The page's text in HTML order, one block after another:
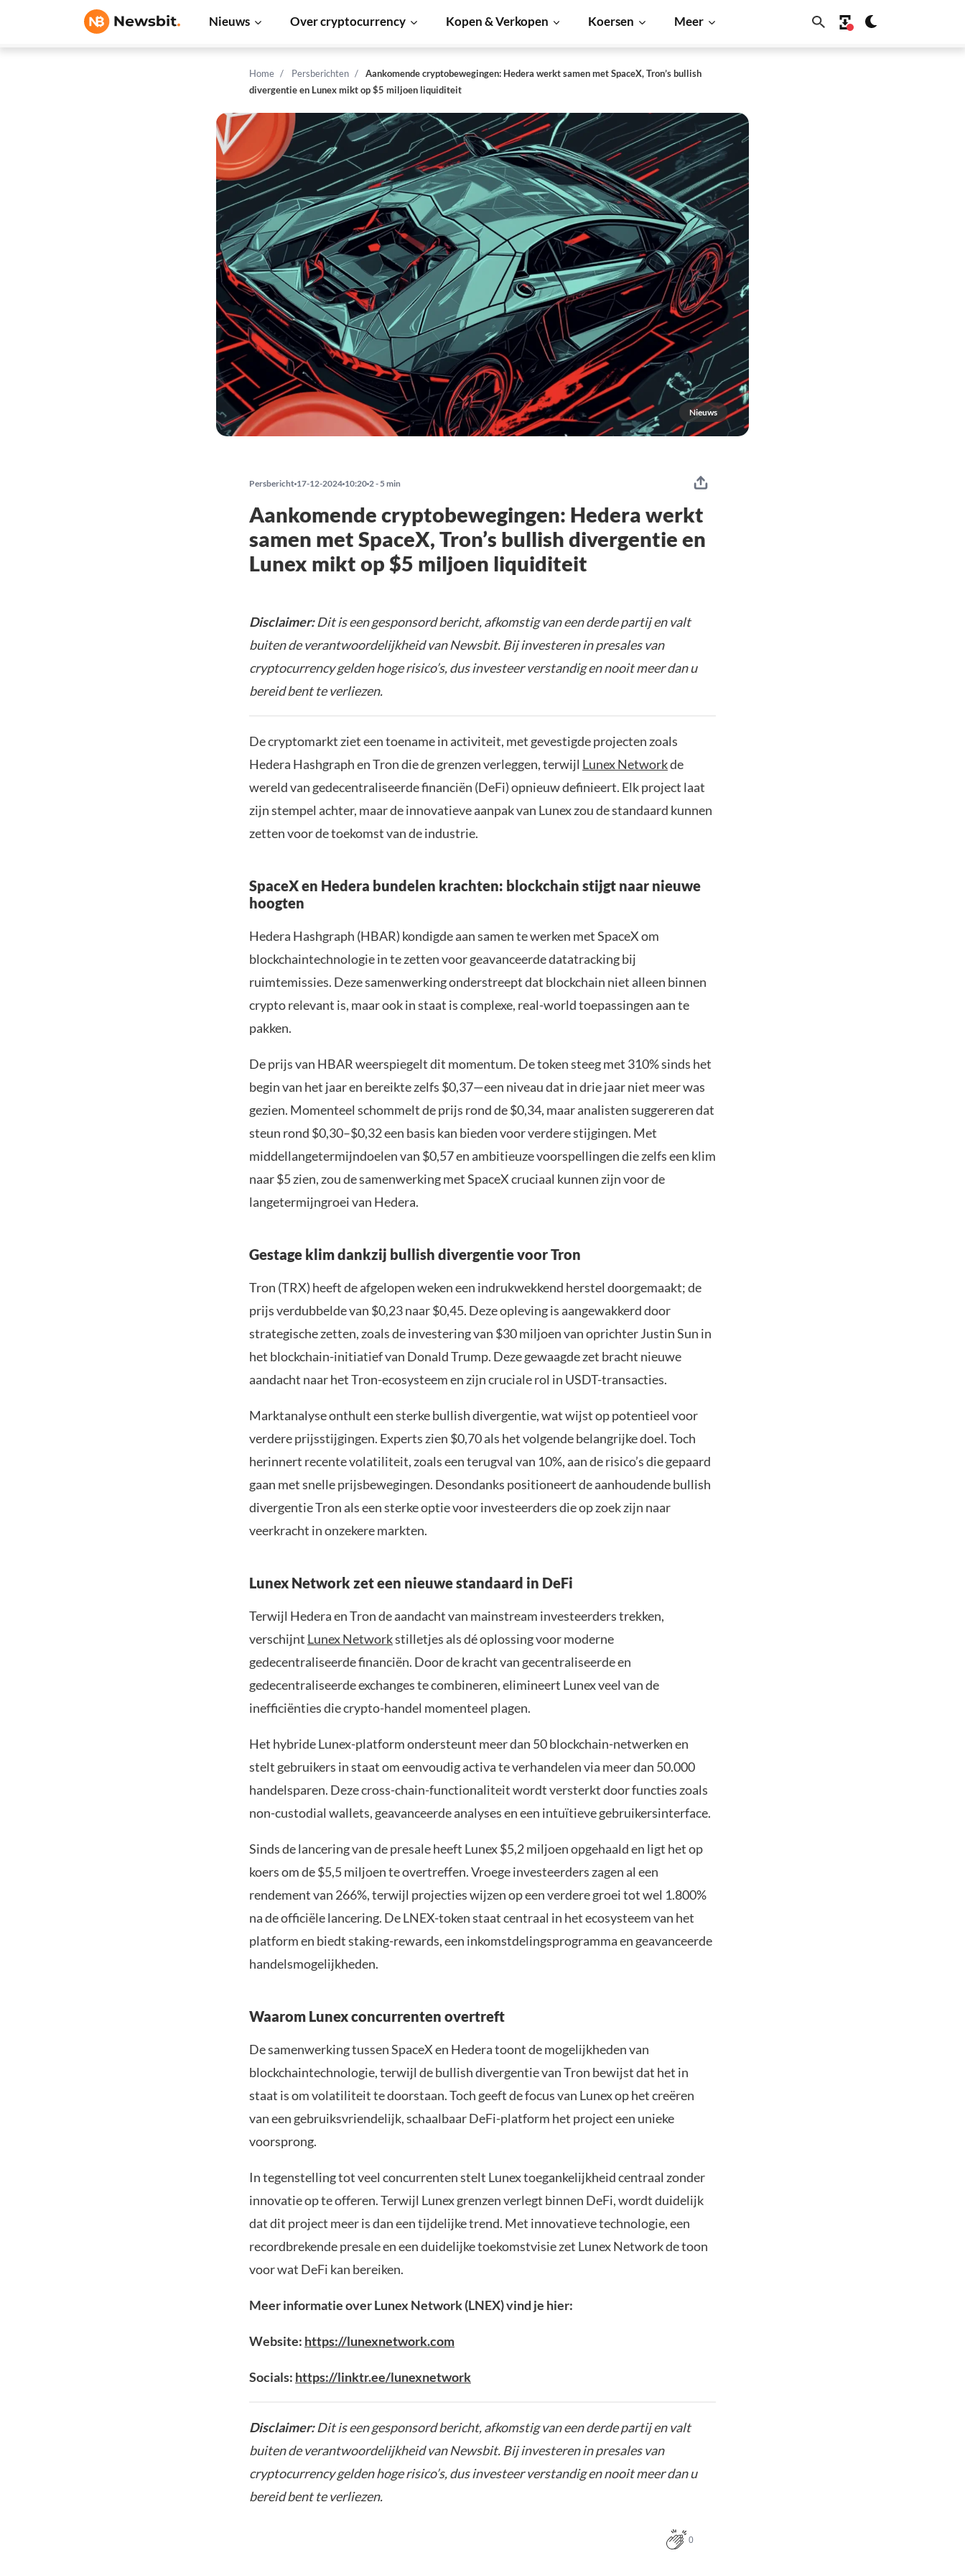
Nieuws Over cryptocurrency Kopen & Verkopen Koersen Meer
Home Persberichten
Aankomende cryptobewegingen: Hedera werkt samen met SpaceX, Tron’s bullish
divergentie en Lunex mikt op $5 miljoen liquiditeit
Nieuws
Persbericht 17-12-2024 10:20 2 - 5 min
Aankomende cryptobewegingen: Hedera werkt
samen met SpaceX, Tron’s bullish divergentie en
Lunex mikt op $5 miljoen liquiditeit
Disclaimer:Dit is een gesponsord bericht, afkomstig van een derde partij en valt
buiten de verantwoordelijkheid van Newsbit. Bij investeren in presales van
cryptocurrency gelden hoge risico’s, dus investeer verstandig en nooit meer dan u
bereid bent te verliezen.
De cryptomarkt ziet een toename in activiteit, met gevestigde projecten zoals
Hedera Hashgraph en Tron die de grenzen verleggen, terwijl Lunex Networkde
wereld van gedecentraliseerde financiën (DeFi) opnieuw definieert. Elk project laat
zijn stempel achter, maar de innovatieve aanpak van Lunex zou de standaard kunnen
zetten voor de toekomst van de industrie.
SpaceX en Hedera bundelen krachten: blockchain stijgt naar nieuwe
hoogten
Hedera Hashgraph (HBAR) kondigde aan samen te werken met SpaceX om
blockchaintechnologie in te zetten voor geavanceerde datatracking bij
ruimtemissies. Deze samenwerking onderstreept dat blockchain niet alleen binnen
crypto relevant is, maar ook in staat is complexe, real-world toepassingen aan te
pakken.
De prijs van HBAR weerspiegelt dit momentum. De token steeg met 310% sinds het
begin van het jaar en bereikte zelfs $0,37—een niveau dat in drie jaar niet meer was
gezien. Momenteel schommelt de prijs rond de $0,34, maar analisten suggereren dat
steun rond $0,30–$0,32 een basis kan bieden voor verdere stijgingen. Met
middellangetermijndoelen van $0,57 en ambitieuze voorspellingen die zelfs een klim
naar $5 zien, zou de samenwerking met SpaceX cruciaal kunnen zijn voor de
langetermijngroei van Hedera.
Gestage klim dankzij bullish divergentie voor Tron
Tron (TRX) heeft de afgelopen weken een indrukwekkend herstel doorgemaakt; de
prijs verdubbelde van $0,23 naar $0,45. Deze opleving is aangewakkerd door
strategische zetten, zoals de investering van $30 miljoen van oprichter Justin Sun in
het blockchain-initiatief van Donald Trump. Deze gewaagde zet bracht nieuwe
aandacht naar het Tron-ecosysteem en zijn cruciale rol in USDT-transacties.
Marktanalyse onthult een sterke bullish divergentie, wat wijst op potentieel voor
verdere prijsstijgingen. Experts zien $0,70 als het volgende belangrijke doel. Toch
herinnert recente volatiliteit, zoals een terugval van 10%, aan de risico’s die gepaard
gaan met snelle prijsbewegingen. Desondanks positioneert de aanhoudende bullish
divergentie Tron als een sterke optie voor investeerders die op zoek zijn naar
veerkracht in onzekere markten.
Lunex Network zet een nieuwe standaard in DeFi
Terwijl Hedera en Tron de aandacht van mainstream investeerders trekken,
verschijnt Lunex Networkstilletjes als dé oplossing voor moderne
gedecentraliseerde financiën. Door de kracht van gecentraliseerde en
gedecentraliseerde exchanges te combineren, elimineert Lunex veel van de
inefficiënties die crypto-handel momenteel plagen.
Het hybride Lunex-platform ondersteunt meer dan 50 blockchain-netwerken en
stelt gebruikers in staat om eenvoudig activa te verhandelen via meer dan 50.000
handelsparen. Deze cross-chain-functionaliteit wordt versterkt door functies zoals
non-custodial wallets, geavanceerde analyses en een intuïtieve gebruikersinterface.
Sinds de lancering van de presale heeft Lunex $5,2 miljoen opgehaald en ligt het op
koers om de $5,5 miljoen te overtreffen. Vroege investeerders zagen al een
rendement van 266%, terwijl projecties wijzen op een verdere groei tot wel 1.800%
na de officiële lancering. De LNEX-token staat centraal in het ecosysteem van het
platform en biedt staking-rewards, een inkomstdelingsprogramma en geavanceerde
handelsmogelijkheden.
Waarom Lunex concurrenten overtreft
De samenwerking tussen SpaceX en Hedera toont de mogelijkheden van
blockchaintechnologie, terwijl de bullish divergentie van Tron bewijst dat het in
staat is om volatiliteit te doorstaan. Toch geeft de focus van Lunex op het creëren
van een gebruiksvriendelijk, schaalbaar DeFi-platform het project een unieke
voorsprong.
In tegenstelling tot veel concurrenten stelt Lunex toegankelijkheid centraal zonder
innovatie op te offeren. Terwijl Lunex grenzen verlegt binnen DeFi, wordt duidelijk
dat dit project meer is dan een tijdelijke trend. Met innovatieve technologie, een
recordbrekende presale en een duidelijke toekomstvisie zet Lunex Network de toon
voor wat DeFi kan bereiken.
Meer informatie over Lunex Network (LNEX) vind je hier:
Website: https://lunexnetwork.com
Socials: https://linktr.ee/lunexnetwork
Disclaimer:Dit is een gesponsord bericht, afkomstig van een derde partij en valt
buiten de verantwoordelijkheid van Newsbit. Bij investeren in presales van
cryptocurrency gelden hoge risico’s, dus investeer verstandig en nooit meer dan u
bereid bent te verliezen.
0